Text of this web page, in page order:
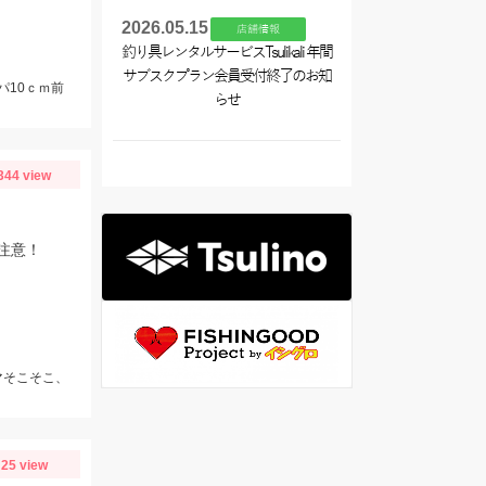
10ｃｍ前
view
意！
こそこ、
25 view
2026.05.15 店舗情報
釣り具レンタルサービスTsulikali 年間
サブスクプラン会員受付終了のお知
らせ